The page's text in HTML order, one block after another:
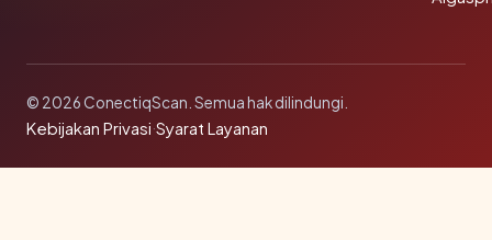
© 2026 ConectiqScan. Semua hak dilindungi.
Kebijakan Privasi·Syarat Layanan